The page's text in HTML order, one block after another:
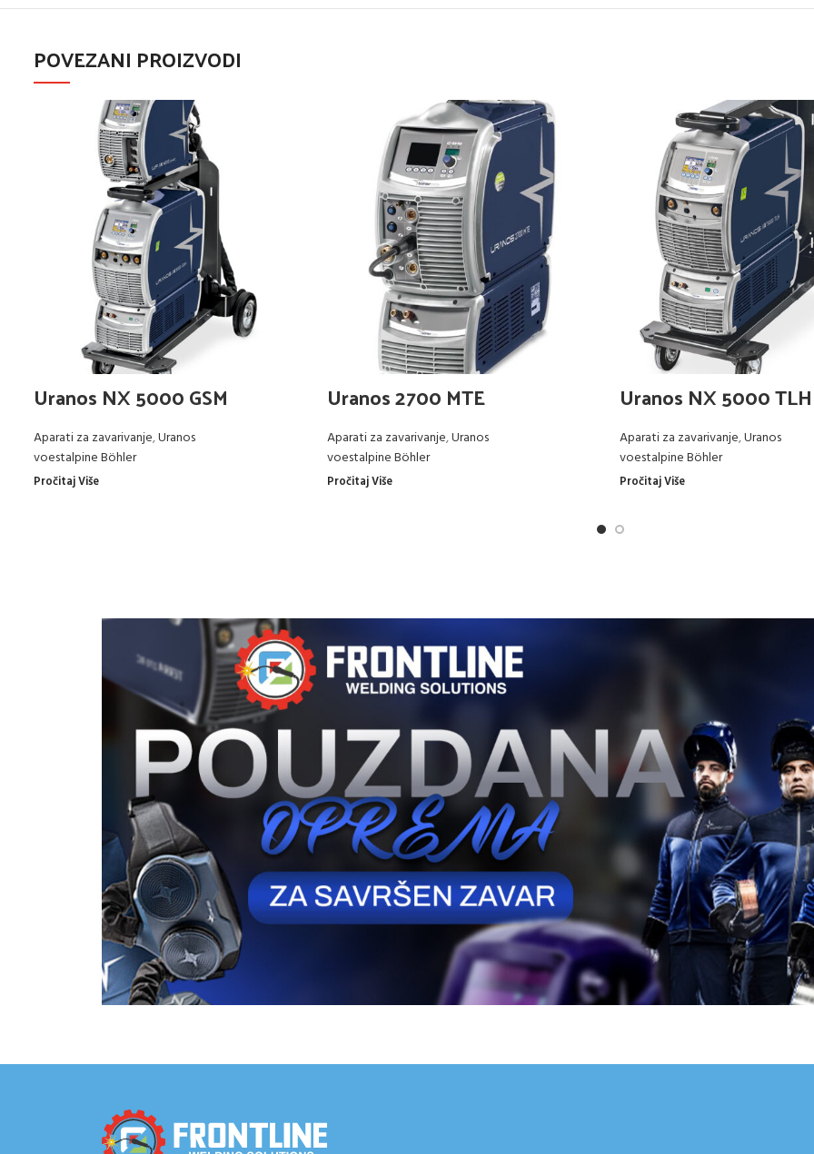
POVEZANI PROIZVODI
Uranos NX 5000 GSM
Aparati za zavarivanje,Uranos
voestalpine Böhler
Pročitaj Više
Uranos 2700 MTE
Aparati za zavarivanje,Uranos
voestalpine Böhler
Pročitaj Više
Uranos NX 5000 TLH
Aparati za zavarivanje,Uranos
voestalpine Böhler
Pročitaj Više